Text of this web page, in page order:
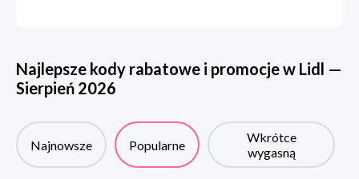
Najlepsze kody rabatowe i promocje w Lidl —
Sierpień 2026
Najnowsze Popularne
Wkrótce
wygasną